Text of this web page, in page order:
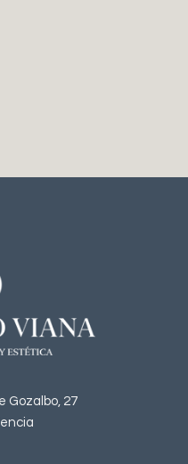
Gozalbo, 27